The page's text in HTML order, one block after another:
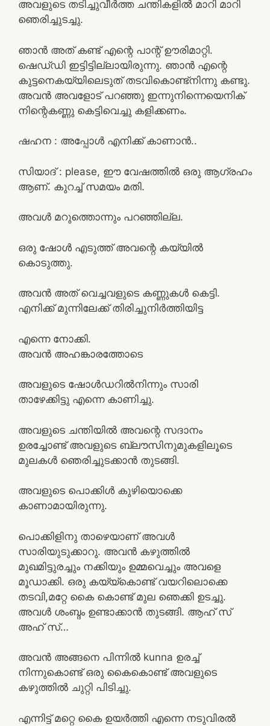
അവളുടെ തടിച്ചുവീർത്ത ചന്തികളിൽ മാറി മാറി
ഞെരിച്ചുടച്ചു.
ഞാൻ അത് കണ്ട് എന്റെ പാന്റ് ഊരിമാറ്റി.
ഷെഡ്‌ഡി ഇട്ടിട്ടില്ലായിരുന്നു. ഞാൻ എന്റെ
കുട്ടനെകയ്യിലെടുത് തടവികൊണ്ട്നിന്നു കണ്ടു.
അവൻ അവളോട് പറഞ്ഞു ഇന്നുനിന്നെയെനിക്
നിന്റെകണ്ണു കെട്ടിവെച്ചു കളിക്കണം.
ഷഹന : അപ്പോള്‍ എനിക്ക് കാണാന്‍..
സിയാദ് : please, ഈ വേഷത്തിൽ ഒരു ആഗ്രഹം
ആണ്. കുറച്ച് സമയം മതി.
അവൾ മറുത്തൊന്നും പറഞ്ഞില്ല.
ഒരു ഷോൾ എടുത്ത് അവന്റെ കയ്യിൽ
കൊടുത്തു.
അവൻ അത് വെച്ചവളുടെ കണ്ണുകൾ കെട്ടി.
എനിക്ക് മുന്നിലേക്ക് തിരിച്ചുനിർത്തിയിട്ട
എന്നെ നോക്കി.
അവന്‍ അഹങ്കാരത്തോടെ
അവളുടെ ഷോൾഡറിൽനിന്നും സാരി
താഴേക്കിട്ടു എന്നെ കാണിച്ചു.
അവളുടെ ചന്തിയിൽ അവന്റെ സദാനം
ഉരച്ചോണ്ട് അവളുടെ ബ്ലൗസിനുമുകളിലൂടെ
മുലകൾ ഞെരിച്ചുടക്കാൻ തുടങ്ങി.
അവളുടെ പൊക്കിൾ കുഴിയൊക്കെ
കാണാമായിരുന്നു.
പൊക്കിളിനു താഴെയാണ് അവൾ
സാരിയുടുക്കാറു. അവൻ കഴുത്തിൽ
മുഖമിട്ടുരച്ചും നക്കിയും ഉമ്മവെച്ചും അവളെ
മൂഡാക്കി. ഒരു കയ്യ്കൊണ്ട് വയറിലൊക്കെ
തടവി,മറ്റേ കൈ കൊണ്ട് മുല ഞെക്കി ഉടച്ചു.
അവൾ ശംബ്ദം ഉണ്ടാക്കാൻ തുടങ്ങി. ആഹ് സ്
അഹ് സ്…
അവന്‍ അങ്ങനെ പിന്നില്‍ kunna ഉരച്ച്
നിന്നുകൊണ്ട്‌ ഒരു കൈകൊണ്ട് അവളുടെ
കഴുത്തില്‍ ചുറ്റി പിടിച്ചു.
എന്നിട്ട് മറ്റെ കൈ ഉയര്‍ത്തി എന്നെ നടുവിരല്‍